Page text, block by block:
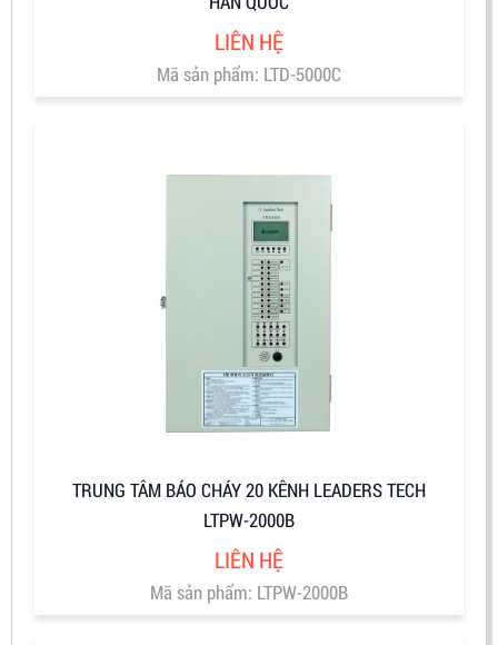
LIÊN HỆ
Mã sản phẩm: LTD-5000C
TRUNG TÂM BÁO CHÁY 20 KÊNH LEADERS TECH
LTPW-2000B
LIÊN HỆ
Mã sản phẩm: LTPW-2000B